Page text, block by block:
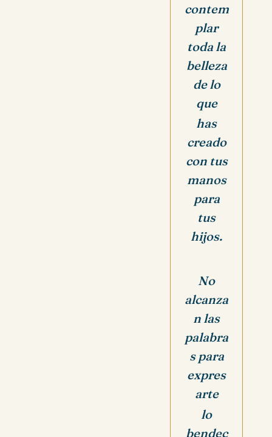
contem
plar
toda la
belleza
de lo
que
has
creado
con tus
manos
para
tus
hijos.
No
alcanza
n las
palabra
s para
expres
arte
lo
bendec